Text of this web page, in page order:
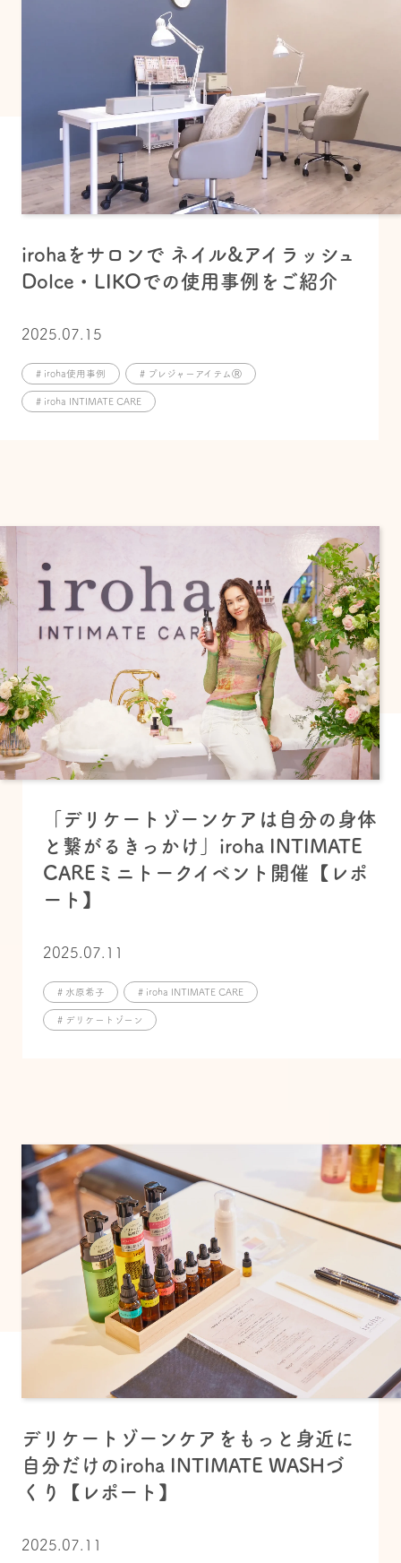
irohaをサロンで ネイル&アイラッシュ
Dolce・LIKOでの使用事例をご紹介
2025.07.15
# iroha使用事例 # プレジャーアイテムⓇ
# iroha INTIMATE CARE
「デリケートゾーンケアは自分の身体
と繋がるきっかけ」iroha INTIMATE
CAREミニトークイベント開催【レポ
ート】
2025.07.11
# 水原希子 # iroha INTIMATE CARE
# デリケートゾーン
デリケートゾーンケアをもっと身近に
自分だけのiroha INTIMATE WASHづ
くり【レポート】
2025.07.11